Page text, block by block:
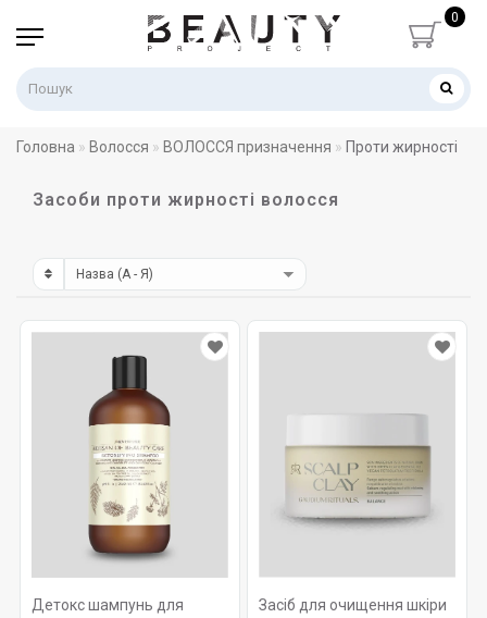
0
Головна Волосся ВОЛОССЯ призначення Проти жирності
Засоби проти жирності волосся
Детокс шампунь для
Засіб для очищення шкіри